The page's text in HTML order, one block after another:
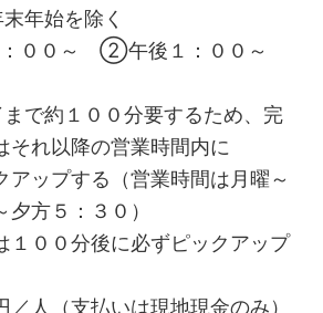
年始を除く
０～ ②午後１：００～
約１００分要するため、完
それ以降の営業時間内に
プする（営業時間は月曜～
方５：３０）
０分後に必ずピックアップ
人（支払いは現地現金のみ）